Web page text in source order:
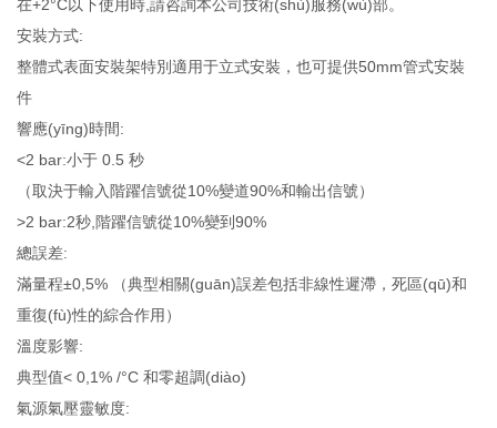
在+2°C以下使用時,請咨詢本公司技術(shù)服務(wù)部。
安裝方式:
整體式表面安裝架特別適用于立式安裝，也可提供50mm管式安裝
件
響應(yīng)時間:
<2 bar:小于 0.5 秒
（取決于輸入階躍信號從10%變道90%和輸出信號）
>2 bar:2秒,階躍信號從10%變到90%
總誤差:
滿量程±0,5% （典型相關(guān)誤差包括非線性遲滯，死區(qū)和
重復(fù)性的綜合作用）
溫度影響:
典型值< 0,1% /°C 和零超調(diào)
氣源氣壓靈敏度: